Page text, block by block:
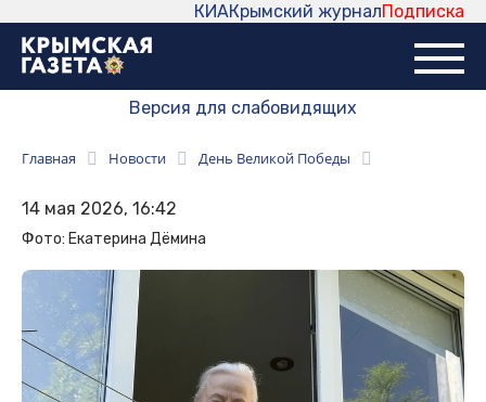
Подписка
Крымский журнал
КИА
Версия для слабовидящих
Главная Новости День Великой Победы
14 мая 2026, 16:42
Фото: Екатерина Дёмина